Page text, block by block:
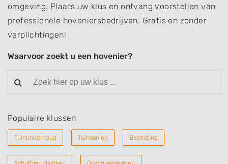
omgeving. Plaats uw klus en ontvang voorstellen van
professionele hoveniersbedrijven. Gratis en zonder
verplichtingen!
Waarvoor zoekt u een hovenier?
Populaire klussen
Tuinonderhoud Tuinaanleg Bestrating